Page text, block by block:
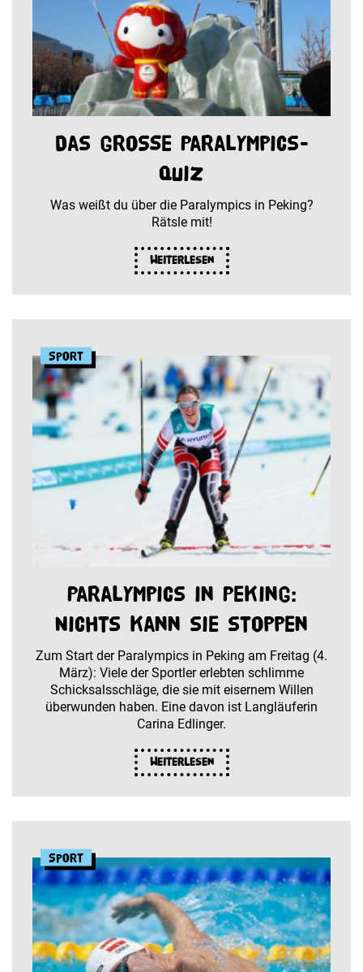
Das große Paralympics-
Quiz
Was weißt du über die Paralympics in Peking?
Rätsle mit!
Weiterlesen
Sport
Paralympics in Peking:
Nichts kann sie stoppen
Zum Start der Paralympics in Peking am Freitag (4.
März): Viele der Sportler erlebten schlimme
Schicksalsschläge, die sie mit eisernem Willen
überwunden haben. Eine davon ist Langläuferin
Carina Edlinger.
Weiterlesen
Sport